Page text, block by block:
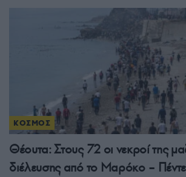
ΚΟΣΜΟΣ
Θέουτα: Στους 72 οι νεκροί της
διέλευσης από το Μαρόκο –